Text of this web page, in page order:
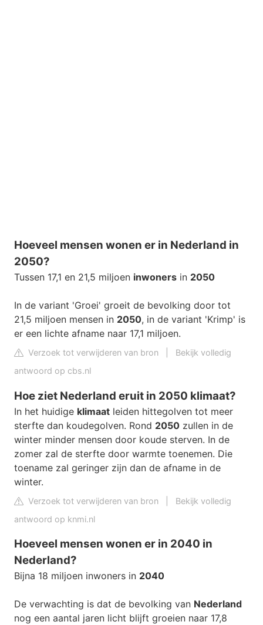
Hoeveel mensen wonen er in Nederland in
2050?
Tussen 17,1 en 21,5 miljoen inwoners in 2050
In de variant 'Groei' groeit de bevolking door tot
21,5 miljoen mensen in 2050, in de variant 'Krimp' is
er een lichte afname naar 17,1 miljoen.
Verzoek tot verwijderen van bron
Bekijk volledig
antwoord op cbs.nl
Hoe ziet Nederland eruit in 2050 klimaat?
In het huidige klimaat leiden hittegolven tot meer
sterfte dan koudegolven. Rond 2050 zullen in de
winter minder mensen door koude sterven. In de
zomer zal de sterfte door warmte toenemen. Die
toename zal geringer zijn dan de afname in de
winter.
Verzoek tot verwijderen van bron
Bekijk volledig
antwoord op knmi.nl
Hoeveel mensen wonen er in 2040 in
Nederland?
Bijna 18 miljoen inwoners in 2040
De verwachting is dat de bevolking van Nederland
nog een aantal jaren licht blijft groeien naar 17,8